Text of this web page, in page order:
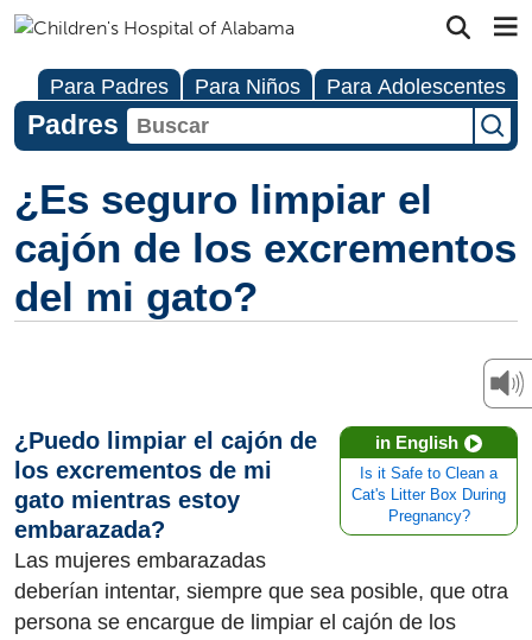
Para Padres Para Niños Para Adolescentes
Padres
¿Es seguro limpiar el
cajón de los excrementos
del mi gato?
in English
Is it Safe to Clean a
Cat's Litter Box During
Pregnancy?
¿Puedo limpiar el cajón de
los excrementos de mi
gato mientras estoy
embarazada?
Las mujeres embarazadas
deberían intentar, siempre que sea posible, que otra
persona se encargue de limpiar el cajón de los